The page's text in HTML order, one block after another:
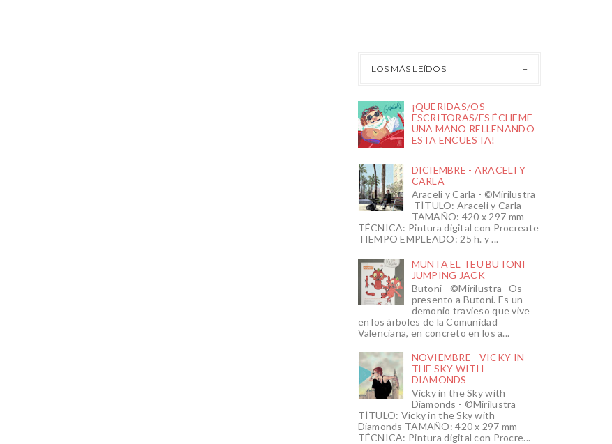
LOS MÁS LEÍDOS
¡QUERIDAS/OS
ESCRITORAS/ES ÉCHEME
UNA MANO RELLENANDO
ESTA ENCUESTA!
DICIEMBRE - ARACELI Y
CARLA
Araceli y Carla - ©Mirilustra
TÍTULO: Araceli y Carla
TAMAÑO: 420 x 297 mm
TÉCNICA: Pintura digital con Procreate
TIEMPO EMPLEADO: 25 h. y ...
MUNTA EL TEU BUTONI
JUMPING JACK
Butoni - ©Mirilustra Os
presento a Butoni. Es un
demonio travieso que vive
en los árboles de la Comunidad
Valenciana, en concreto en los a...
NOVIEMBRE - VICKY IN
THE SKY WITH
DIAMONDS
Vicky in the Sky with
Diamonds - ©Mirilustra
TÍTULO: Vicky in the Sky with
Diamonds TAMAÑO: 420 x 297 mm
TÉCNICA: Pintura digital con Procre...